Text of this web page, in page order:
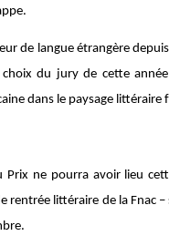
de langue étrangère
du jury de cette
dans le paysage littéraire
Prix ne pourra avoir lieu
rentrée littéraire de la Fnac